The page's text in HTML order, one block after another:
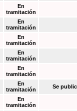
En
tramitación
En
tramitación
En
tramitación
En
tramitación
En
tramitación
En
tramitación
Se
En
tramitación